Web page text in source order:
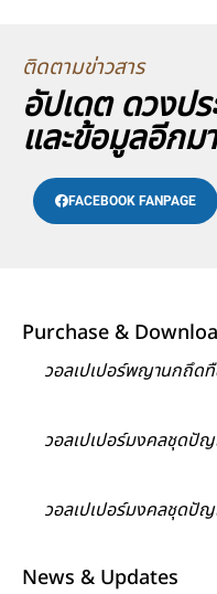
ติดตามข่าวสาร
อัปเดต ดวงป
และข้อมูลอีกม
FACEBOOK FANPAGE
Purchase &
วอลเปเปอร์พญานกถึด
วอลเปเปอร์มงคลชุดปัญ
วอลเปเปอร์มงคลชุดปั
News & Updates